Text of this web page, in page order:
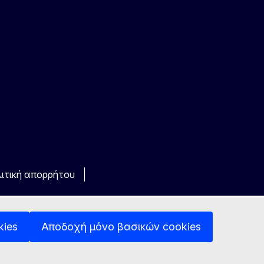
Αποδοχή μόνο βασικών cookies
απορρήτου